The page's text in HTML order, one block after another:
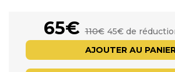
65€ 110€ 45€ de
AJOUTER AU